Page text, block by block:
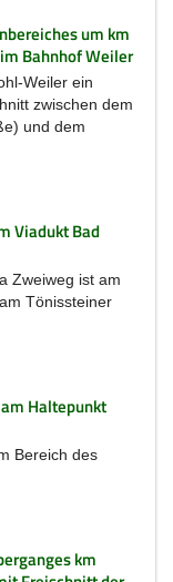
um km
Bahnhof Weiler
Weiler ein
zwischen dem
und dem
Viadukt Bad
Zweiweg ist am
Tönissteiner
Haltepunkt
Bereich des
km